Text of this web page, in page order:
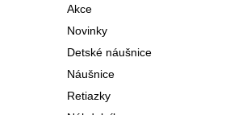
Akce
Novinky
Detské náušnice
Náušnice
Retiazky